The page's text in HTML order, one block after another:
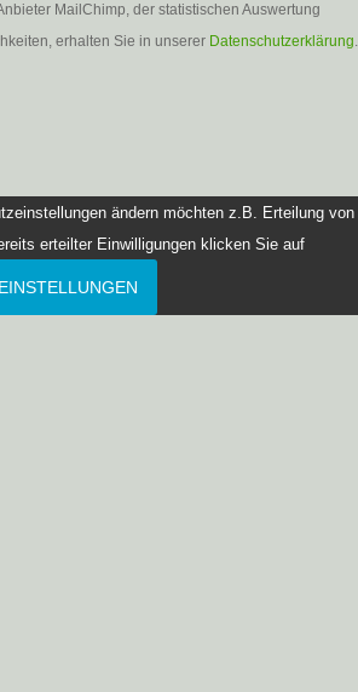
MailChimp, der statistischen Auswertung
erhalten Sie in unserer Datenschutzerklärung.
ändern möchten z.B. Erteilung von
erteilter Einwilligungen klicken Sie auf
EINSTELLUNGEN